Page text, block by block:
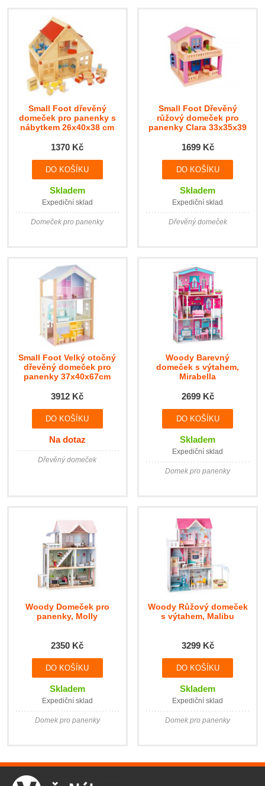
Small Foot dřevěný
domeček pro panenky s
nábytkem 26x40x38 cm
1370 Kč
Skladem
Expediční sklad
Domeček pro panenky
Small Foot Dřevěný
růžový domeček pro
panenky Clara 33x35x39
1699 Kč
Skladem
Expediční sklad
Dřevěný domeček
Small Foot Velký otočný
dřevěný domeček pro
panenky 37x40x67cm
3912 Kč
Na dotaz
Dřevěný domeček
Woody Barevný
domeček s výtahem,
Mirabella
2699 Kč
Skladem
Expediční sklad
Domek pro panenky
Woody Domeček pro
panenky, Molly
2350 Kč
Skladem
Expediční sklad
Domek pro panenky
Woody Růžový domeček
s výtahem, Malibu
3299 Kč
Skladem
Expediční sklad
Domek pro panenky